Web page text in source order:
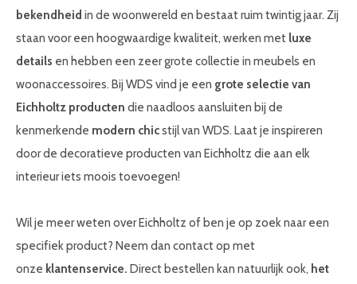
bekendheid in de woonwereld en bestaat ruim twintig jaar. Zij
staan voor een hoogwaardige kwaliteit, werken met luxe
details en hebben een zeer grote collectie in meubels en
woonaccessoires. Bij WDS vind je een grote selectie van
Eichholtz producten die naadloos aansluiten bij de
kenmerkende modern chicstijl van WDS. Laat je inspireren
door de decoratieve producten van Eichholtz die aan elk
interieur iets moois toevoegen!
Wil je meer weten over Eichholtz of ben je op zoek naar een
specifiek product? Neem dan contact op met
onze klantenservice. Direct bestellen kan natuurlijk ook, het